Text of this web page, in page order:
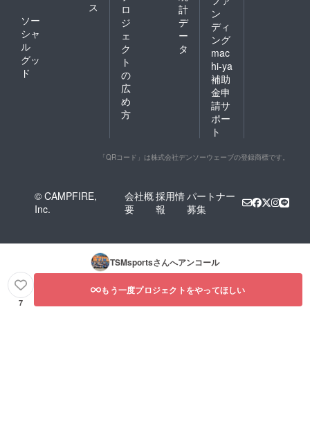
ス
ソー
シャ
ル
グッ
ド
ロ
ジ
ェ
ク
ト
の
広
め
方
計
デ
ー
タ
ン
ディ
ング
mac
hi-ya
補助
金申
請サ
ポー
ト
「QRコード」は株式会社デンソーウェーブの登録商標です。
© CAMPFIRE,
Inc.
会社概
要
採用情
報
パートナー
募集
TSMsportsさんへアンコール
7
もう一度プロジェクトをやってほしい